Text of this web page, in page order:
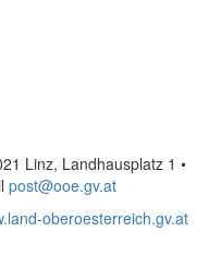
Linz, Landhausplatz 1 •
post@ooe.gv.at
oberoesterreich.gv.at